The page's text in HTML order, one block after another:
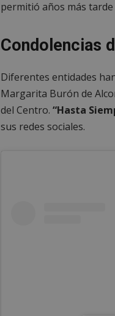
permitió años más
Condolencias
Diferentes entidades
Margarita Burón de
del Centro. “Hasta
sus redes sociales.